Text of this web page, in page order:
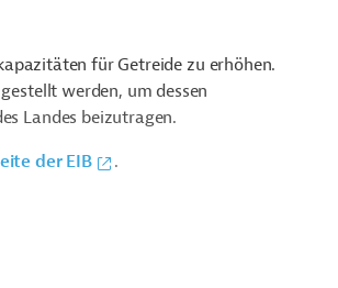
für Getreide zu erhöhen.
werden, um dessen
Landes beizutragen.
der EIB
.